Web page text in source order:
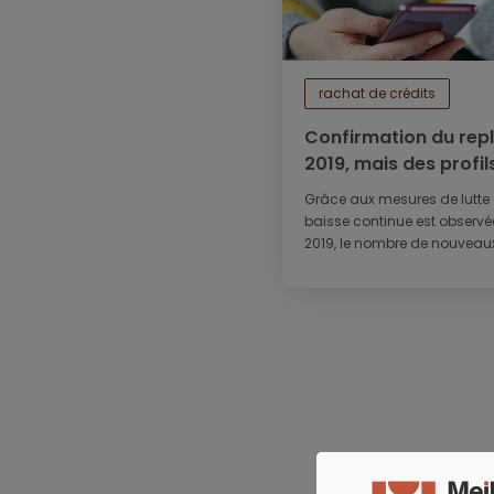
rachat de crédits
Confirmation du
2019, mais des
les radars »
Grâce aux mesures de
baisse continue est
2019, le nombre de